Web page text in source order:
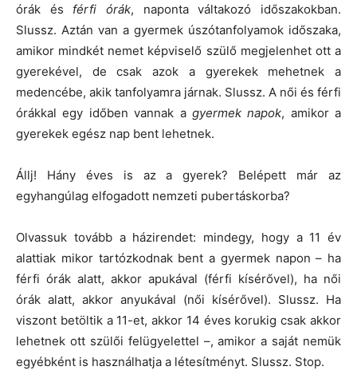
órák és férfi órák, naponta váltakozó időszakokban.
Slussz. Aztán van a gyermek úszótanfolyamok időszaka,
amikor mindkét nemet képviselő szülő megjelenhet ott a
gyerekével, de csak azok a gyerekek mehetnek a
medencébe, akik tanfolyamra járnak. Slussz. A női és férfi
órákkal egy időben vannak a gyermek napok, amikor a
gyerekek egész nap bent lehetnek.
Állj! Hány éves is az a gyerek? Belépett már az
egyhangúlag elfogadott nemzeti pubertáskorba?
Olvassuk tovább a házirendet: mindegy, hogy a 11 év
alattiak mikor tartózkodnak bent a gyermek napon – ha
férfi órák alatt, akkor apukával (férfi kísérővel), ha női
órák alatt, akkor anyukával (női kísérővel). Slussz. Ha
viszont betöltik a 11-et, akkor 14 éves korukig csak akkor
lehetnek ott szülői felügyelettel –, amikor a saját nemük
egyébként is használhatja a létesítményt. Slussz. Stop.